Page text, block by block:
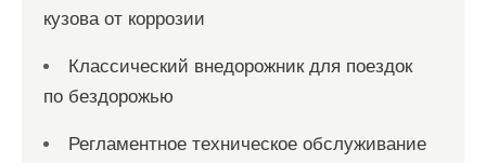
кузова от коррозии
Классический внедорожник для поездок
по бездорожью
Регламентное техническое обслуживание